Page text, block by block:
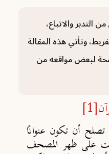
التدبر والاتباع،
وتأتي هذه المقالة
لبعض مواقعه من
[1]
أن تكون عنوانًا
على ظهر المصحف